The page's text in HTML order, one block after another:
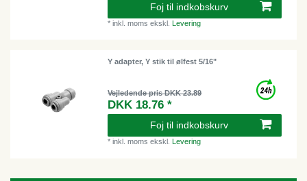
Foj til indkobskurv
*inkl. moms ekskl.Levering
Y adapter, Y stik til ølfest 5/16"
Vejledende pris DKK 23.89
DKK 18.76 *
Foj til indkobskurv
*inkl. moms ekskl. Levering